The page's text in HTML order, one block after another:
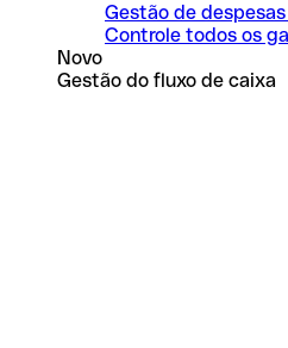
Gestão de
Controle todos os
Novo
Gestão do fluxo de caixa